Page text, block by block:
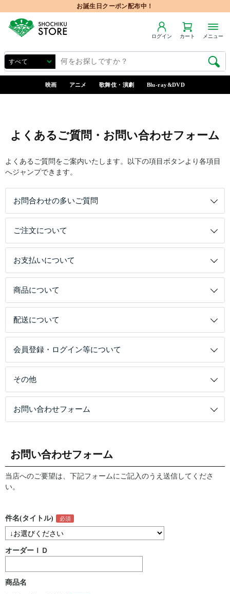
お誕生日クーポン配布中！
ログイン カート メニュー
映画 アニメ 歌舞伎・演劇 Blu-ray&DVD
よくあるご質問・お問い合わせフォーム
よくあるご質問をご案内いたします。以下の項目ボタンより各項目
へジャンプできます。
お問合わせの多いご質問
ご注文について
お支払いについて
商品について
配送について
会員登録・ログイン等について
その他
お問い合わせフォーム
お問い合わせフォーム
当店へのご要望は、下記フォームにご記入のうえ送信してくださ
い。
件名(タイトル)
オーダーＩＤ
商品名